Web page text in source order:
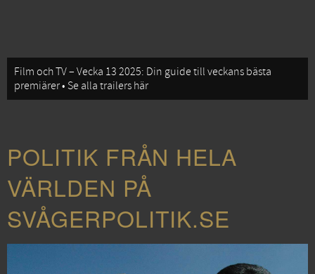
Film och TV – Vecka 13 2025: Din guide till veckans bästa
premiärer • Se alla trailers här
POLITIK FRÅN HELA
VÄRLDEN PÅ
SVÅGERPOLITIK.SE